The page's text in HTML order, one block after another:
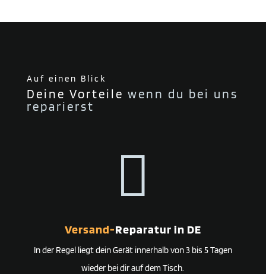
Auf einen Blick
Deine Vorteile wenn du bei uns
reparierst

Versand-Reparatur in DE
In der Regel liegt dein Gerät innerhalb von 3 bis 5 Tagen
wieder bei dir auf dem Tisch.